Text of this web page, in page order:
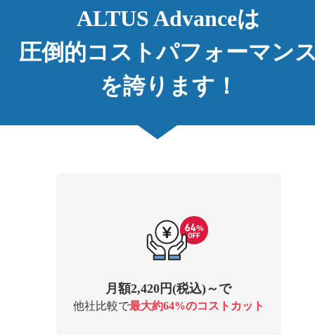
ALTUS Advanceは
圧倒的コストパフォーマン
を誇ります！
月額2,420円(税込)～で
他社比較で最大約64%のコストカット